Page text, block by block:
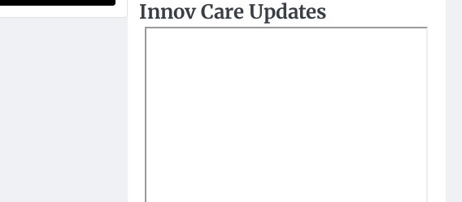
Innov Care Updates